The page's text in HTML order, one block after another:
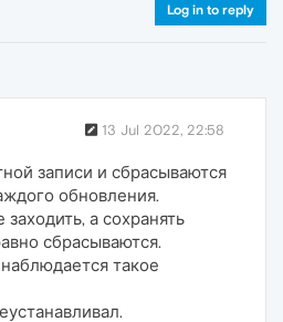
Log in to reply
13 Jul 2022, 22:58
записи и сбрасываются
обновления.
заходить, а сохранять
сбрасываются.
такое